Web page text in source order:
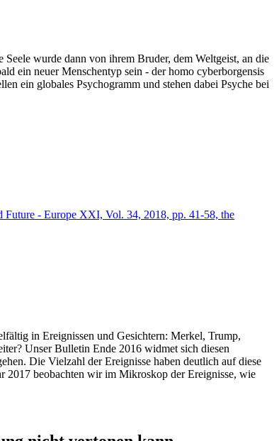
wurde dann von ihrem Bruder, dem Weltgeist, an die
ein neuer Menschentyp sein - der homo cyberborgensis
ein globales Psychogramm und stehen dabei Psyche bei
- Europe XXI, Vol. 34, 2018, pp. 41-58, the
in Ereignissen und Gesichtern: Merkel, Trump,
Unser Bulletin Ende 2016 widmet sich diesen
Die Vielzahl der Ereignisse haben deutlich auf diese
2017 beobachten wir im Mikroskop der Ereignisse, wie